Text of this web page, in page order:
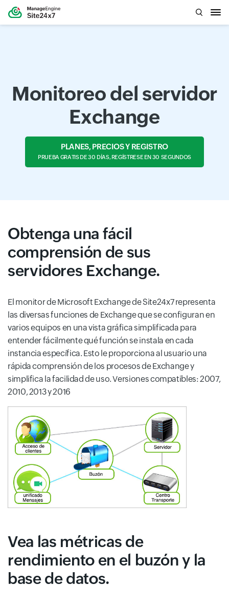
Monitoreo del servidor
Exchange
PLANES, PRECIOS Y REGISTRO
PRUEBA GRATIS DE 30 DÍAS, REGÍSTRESE EN 30 SEGUNDOS
Obtenga una fácil
comprensión de sus
servidores Exchange.
El monitor de Microsoft Exchange de Site24x7 representa
las diversas funciones de Exchange que se configuran en
varios equipos en una vista gráfica simplificada para
entender fácilmente qué función se instala en cada
instancia específica. Esto le proporciona al usuario una
rápida comprensión de los procesos de Exchange y
simplifica la facilidad de uso. Versiones compatibles: 2007,
2010, 2013 y 2016
Vea las métricas de
rendimiento en el buzón y la
base de datos.